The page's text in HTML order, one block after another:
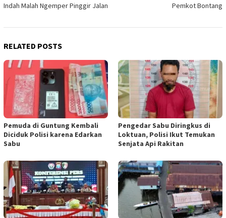
Indah Malah Ngemper Pinggir Jalan
Pemkot Bontang
RELATED POSTS
Pemuda di Guntung Kembali
Diciduk Polisi karena Edarkan
Sabu
Pengedar Sabu Diringkus di
Loktuan, Polisi Ikut Temukan
Senjata Api Rakitan